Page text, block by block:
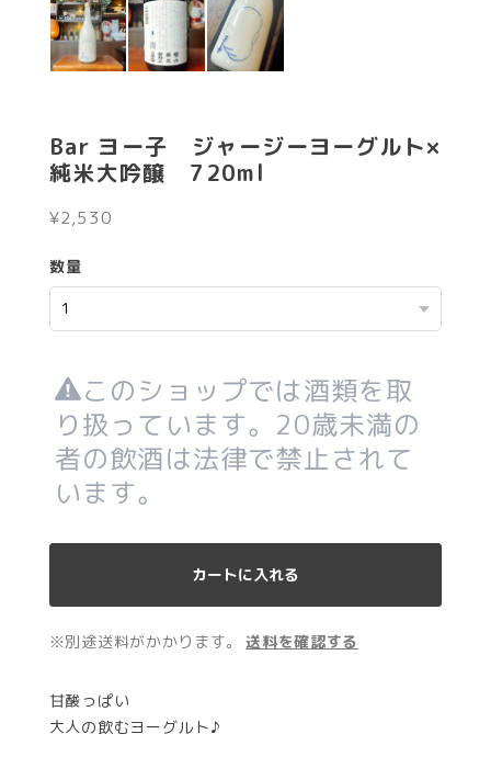
Bar ヨー子 ジャージーヨーグルト×
純米大吟醸 720ml
¥2,530
数量
このショップでは酒類を取
り扱っています。20歳未満の
者の飲酒は法律で禁止されて
います。
カートに入れる
※別途送料がかかります。 送料を確認する
甘酸っぱい
大人の飲むヨーグルト♪